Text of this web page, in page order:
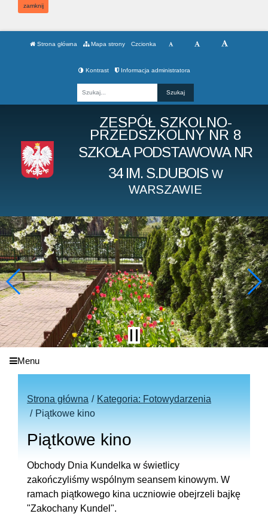
zamknij
Strona główna Mapa strony Czcionka
Kontrast Informacja administratora
ZESPÓŁ SZKOLNO-
PRZEDSZKOLNY NR 8
SZKOŁA PODSTAWOWA NR
34 IM. S.DUBOIS W
WARSZAWIE
Menu
Strona główna
Kategoria: Fotowydarzenia
Piątkowe kino
Piątkowe kino
Obchody Dnia Kundelka w świetlicy
zakończyliśmy wspólnym seansem kinowym. W
ramach piątkowego kina uczniowie obejrzeli bajkę
"Zakochany Kundel".